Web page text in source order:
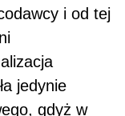
i od tej
jedynie
gdyż w